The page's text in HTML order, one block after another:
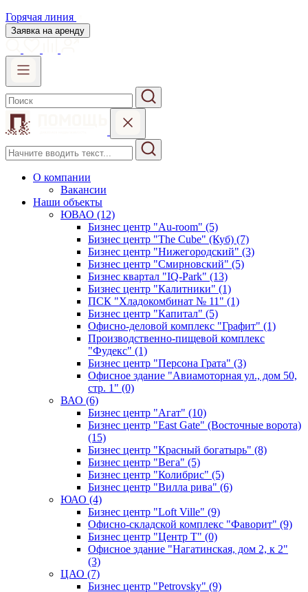
Горячая линия
Заявка на аренду
О компании
Вакансии
Наши объекты
ЮВАО (12)
Бизнес центр "Au-room" (5)
Бизнес центр "The Cube" (Куб) (7)
Бизнес центр "Нижегородский" (3)
Бизнес центр "Смирновский" (5)
Бизнес квартал "IQ-Park" (13)
Бизнес центр "Калитники" (1)
ПСК "Хладокомбинат № 11" (1)
Бизнес центр "Капитал" (5)
Офисно-деловой комплекс "Графит" (1)
Производственно-пищевой комплекс
"Фудекс" (1)
Бизнес центр "Персона Грата" (3)
Офисное здание "Авиамоторная ул., дом 50,
стр. 1" (0)
ВАО (6)
Бизнес центр "Агат" (10)
Бизнес центр "East Gate" (Восточные ворота)
(15)
Бизнес центр "Красный богатырь" (8)
Бизнес центр "Вега" (5)
Бизнес центр "Колибрис" (5)
Бизнес центр "Вилла рива" (6)
ЮАО (4)
Бизнес центр "Loft Ville" (9)
Офисно-складской комплекс "Фаворит" (9)
Бизнес центр "Центр Т" (0)
Офисное здание "Нагатинская, дом 2, к 2"
(3)
ЦАО (7)
Бизнес центр "Petrovsky" (9)